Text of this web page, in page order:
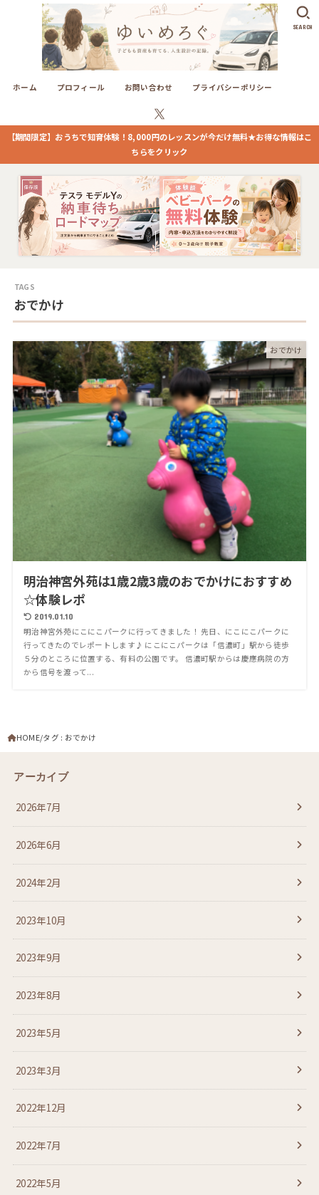
ホーム プロフィール お問い合わせ プライバシーポリシー
SEARCH
【期間限定】おうちで知育体験！8,000円のレッスンが今だけ無料★お得な情報はこ
ちらをクリック
おでかけ
おでかけ
明治神宮外苑は1歳2歳3歳のおでかけにおすすめ
☆体験レポ
2019.01.10
明治神宮外苑にこにこパークに行ってきました！ 先日、にこにこパークに
行ってきたのでレポートします♪ にこにこパークは「信濃町」駅から徒歩
５分のところに位置する、有料の公園です。 信濃町駅からは慶應病院の方
から信号を渡って...
HOME タグ : おでかけ
アーカイブ
2026年7月
2026年6月
2024年2月
2023年10月
2023年9月
2023年8月
2023年5月
2023年3月
2022年12月
2022年7月
2022年5月